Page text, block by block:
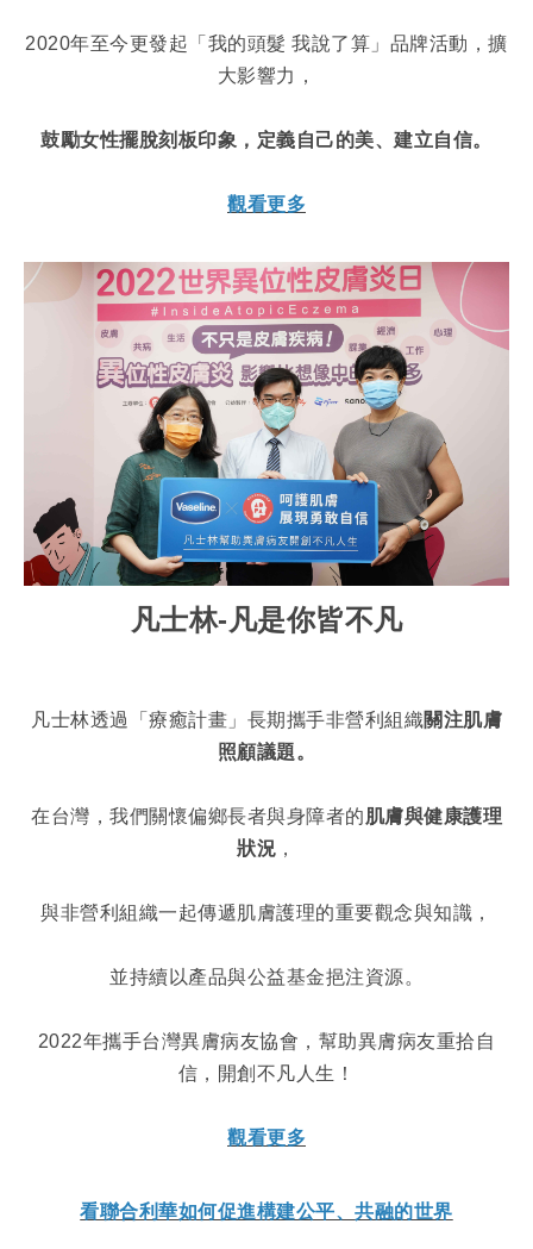
2020年至今更發起「我的頭髮 我說了算」品牌活動，擴
大影響力，
鼓勵女性擺脫刻板印象，定義自己的美、建立自信。
觀看更多
凡士林-凡是你皆不凡
凡士林透過「療癒計畫」長期攜手非營利組織關注肌膚
照顧議題。
在台灣，我們關懷偏鄉長者與身障者的肌膚與健康護理
狀況 ，
與非營利組織一起傳遞肌膚護理的重要觀念與知識，
並持續以產品與公益基金挹注資源。
2022年攜手台灣異膚病友協會，幫助異膚病友重拾自
信，開創不凡人生！
觀看更多
看聯合利華如何促進構建公平、共融的世界